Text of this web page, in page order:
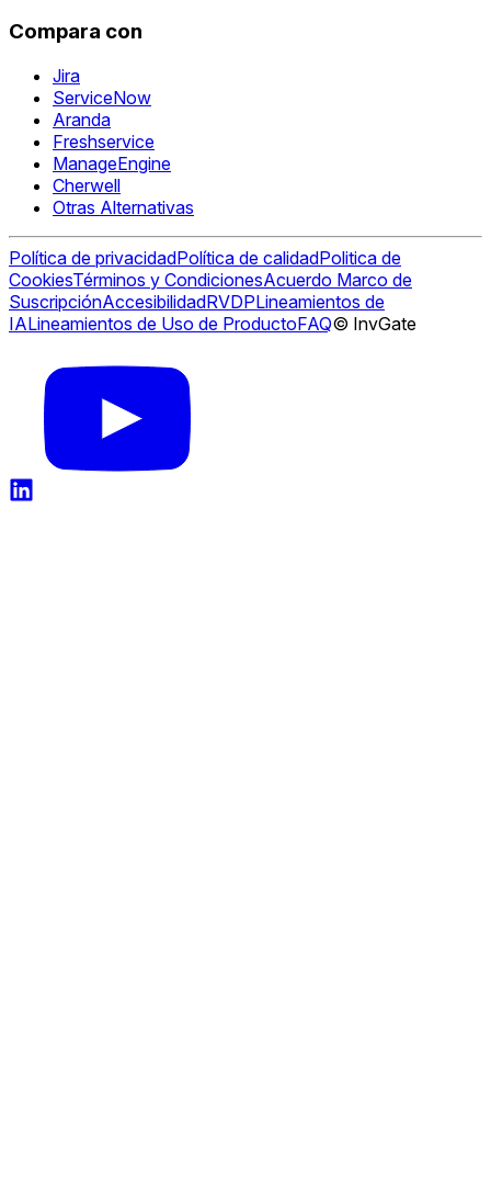
Compara con
Jira
ServiceNow
Aranda
Freshservice
ManageEngine
Cherwell
Otras Alternativas
Política de privacidadPolítica de calidadPolitica de
CookiesTérminos y CondicionesAcuerdo Marco de
SuscripciónAccesibilidadRVDPLineamientos de
IALineamientos de Uso de ProductoFAQ© InvGate